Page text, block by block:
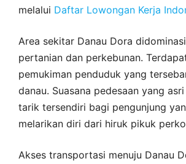
melalui Daftar Lowongan Kerja
Area sekitar Danau Dora
pertanian dan perkebunan.
pemukiman penduduk yang
danau. Suasana pedesaan yang
tarik tersendiri bagi pengunjung
melarikan diri dari hiruk pikuk
Akses transportasi menuju Danau